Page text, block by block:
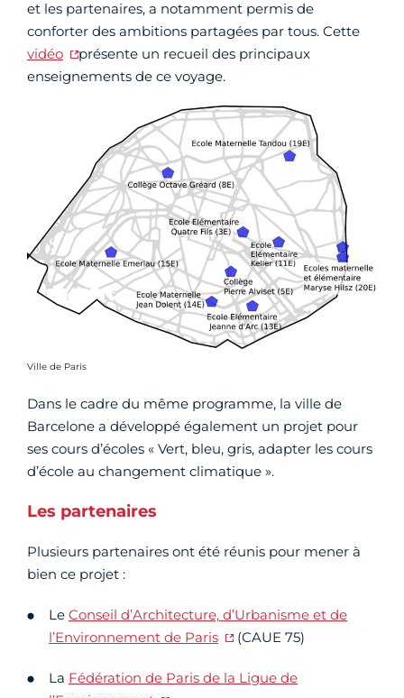
et les partenaires, a notamment permis de
conforter des ambitions partagées par tous. Cette
vidéo
présente un recueil des principaux
enseignements de ce voyage.
Crédit photo :
Ville de Paris
Dans le cadre du même programme, la ville de
Barcelone a développé également un projet pour
ses cours d’écoles « Vert, bleu, gris, adapter les cours
d’école au changement climatique ».
Les partenaires
Plusieurs partenaires ont été réunis pour mener à
bien ce projet :
Le Conseil d’Architecture, d’Urbanisme et de
l’Environnement de Paris
(CAUE 75)
La Fédération de Paris de la Ligue de